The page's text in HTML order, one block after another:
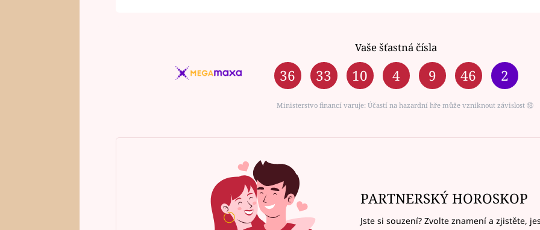
Vaše šťastná čísla
36 33 10 4 9 46 2
Ministerstvo financí varuje: Účastí na hazardní hře může vzniknout závislost ⑱
PARTNERSKÝ HOROSKOP
Jste si souzení? Zvolte znamení a zjistěte,